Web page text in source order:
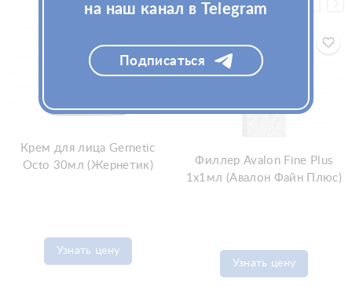
Крем для лица Gernetic
Octo 30мл (Жернетик)
Узнать цену
Филлер Avalon Fine Plus
1x1мл (Авалон Файн Плюс)
Узнать цену
на наш канал в Telegram
Подписаться